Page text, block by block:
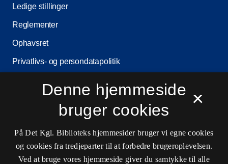
Ledige stillinger
Reglementer
Ophavsret
Privatlivs- og persondatapolitik
Driftsstatus
Cookieindstillinger
Kontaktinformationer
×
Denne hjemmeside
bruger cookies
På Det Kgl. Biblioteks hjemmesider bruger vi egne cookies
og cookies fra tredjeparter til at forbedre brugeroplevelsen.
Ved at bruge vores hjemmeside giver du samtykke til alle